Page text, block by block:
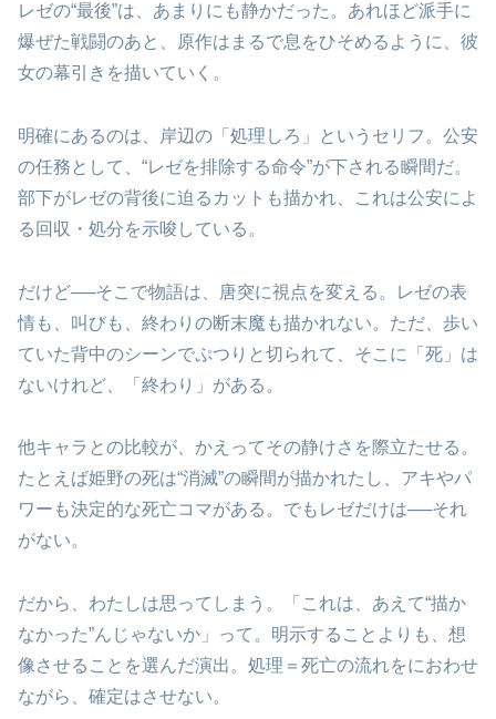
レゼの“最後”は、あまりにも静かだった。あれほど派手に
爆ぜた戦闘のあと、原作はまるで息をひそめるように、彼
女の幕引きを描いていく。
明確にあるのは、岸辺の「処理しろ」というセリフ。公安
の任務として、“レゼを排除する命令”が下される瞬間だ。
部下がレゼの背後に迫るカットも描かれ、これは公安によ
る回収・処分を示唆している。
だけど──そこで物語は、唐突に視点を変える。レゼの表
情も、叫びも、終わりの断末魔も描かれない。ただ、歩い
ていた背中のシーンでぷつりと切られて、そこに「死」は
ないけれど、「終わり」がある。
他キャラとの比較が、かえってその静けさを際立たせる。
たとえば姫野の死は“消滅”の瞬間が描かれたし、アキやパ
ワーも決定的な死亡コマがある。でもレゼだけは──それ
がない。
だから、わたしは思ってしまう。「これは、あえて“描か
なかった”んじゃないか」って。明示することよりも、想
像させることを選んだ演出。処理＝死亡の流れをにおわせ
ながら、確定はさせない。